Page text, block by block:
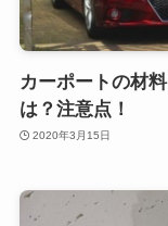
カーポートの材
は？注意点！
2020年3月15日